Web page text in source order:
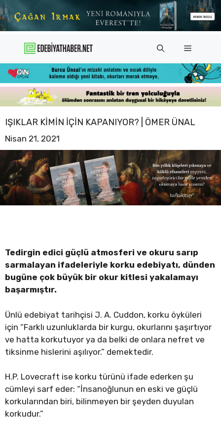
İçeriğe
atla
Menü
IŞIKLAR KIMIN IÇIN KAPANIYOR? | ÖMER ÜNAL
Nisan 21, 2021
Tedirgin edici güçlü atmosferi ve okuru sarıp
sarmalayan ifadeleriyle korku edebiyatı, dünden
bugüne çok büyük bir okur kitlesi yakalamayı
başarmıştır.
Ünlü edebiyat tarihçisi J. A. Cuddon, korku öyküleri
için “Farklı uzunluklarda bir kurgu, okurlarını şaşırtıyor
ve hatta korkutuyor ya da belki de onlara nefret ve
tiksinme hislerini aşılıyor.” demektedir.
H.P. Lovecraft ise korku türünü ifade ederken şu
cümleyi sarf eder: “İnsanoğlunun en eski ve güçlü
korkularından biri, bilinmeyen bir şeyden duyulan
korkudur.”